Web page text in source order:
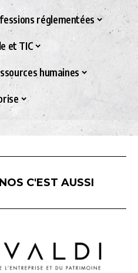
réglementées
et TIC
humaines
C'EST AUSSI